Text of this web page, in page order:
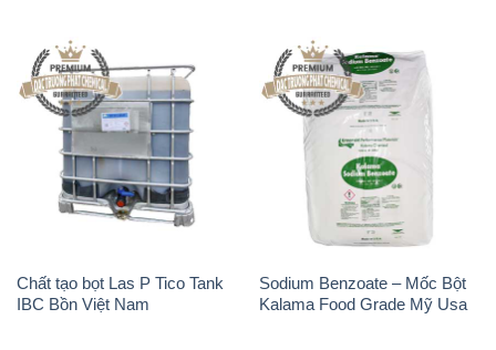
Chất tạo bọt Las P Tico Tank
IBC Bồn Việt Nam
Sodium Benzoate – Mốc Bột
Kalama Food Grade Mỹ Usa